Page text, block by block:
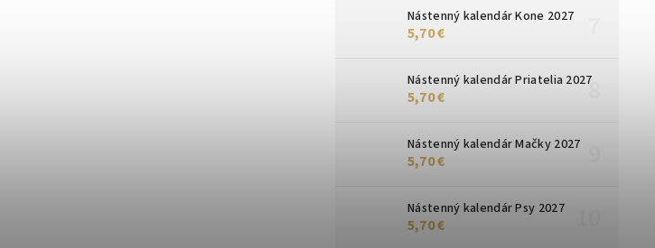
Nástenný kalendár Kone 2027
5,70 €
Nástenný kalendár Priatelia 2027
5,70 €
Nástenný kalendár Mačky 2027
5,70 €
Nástenný kalendár Psy 2027
5,70 €